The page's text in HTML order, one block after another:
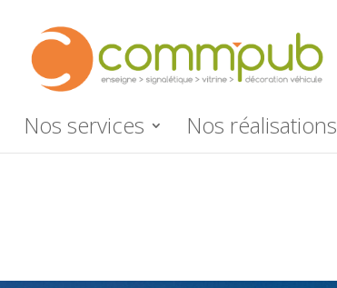
Nos services Nos réalisations